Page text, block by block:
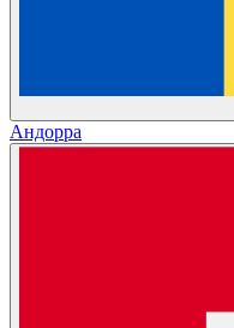
Андорра